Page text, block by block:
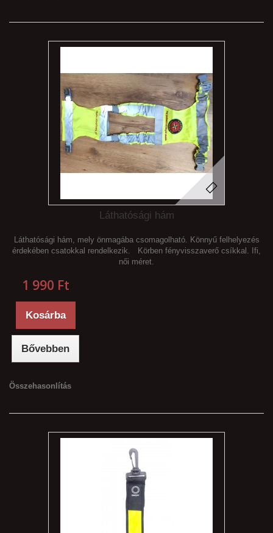
Láthatósági hám
Láthatósági hám, mely önmagába csomagolható. Könnyű felhelyezés
érdekében csatokkal rendelkezik. Körben fényvisszaverő csíkkal. Ifi,
női méret.
1 990 Ft‎
Kosárba
Bővebben
Összehasonlítás